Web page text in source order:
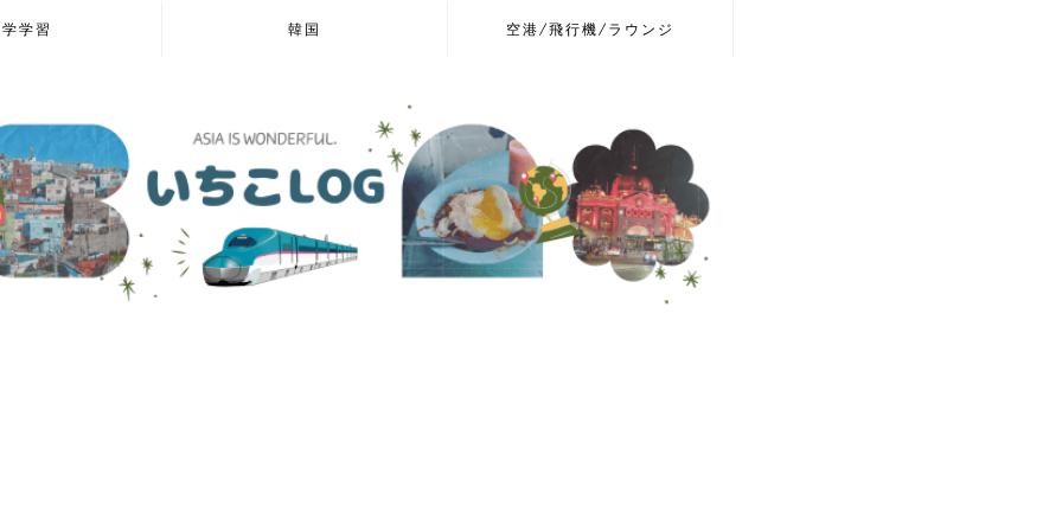
学習 韓国 空港/飛行機/ラウンジ